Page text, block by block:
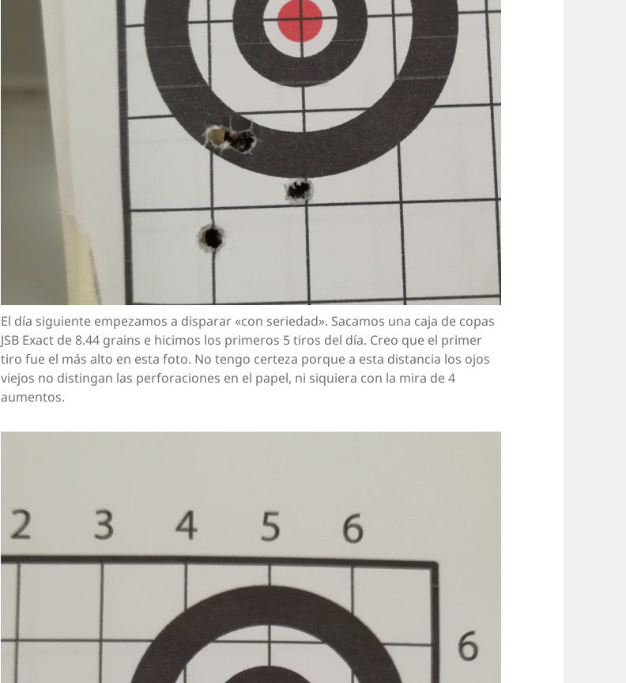
El día siguiente empezamos a disparar «con seriedad». Sacamos una caja de copas
JSB Exact de 8.44 grains e hicimos los primeros 5 tiros del día. Creo que el primer
tiro fue el más alto en esta foto. No tengo certeza porque a esta distancia los ojos
viejos no distingan las perforaciones en el papel, ni siquiera con la mira de 4
aumentos.